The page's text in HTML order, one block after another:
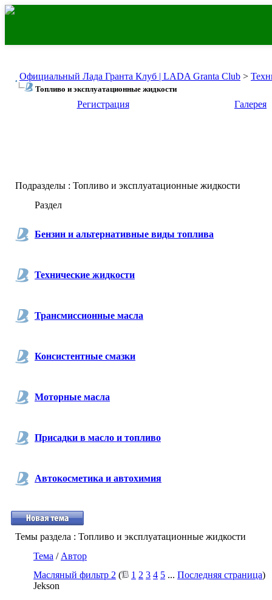
Официальный Лада Гранта Клуб | LADA Granta Club >
Топливо и эксплуатационные жидкости
Регистрация Галерея
Подразделы : Топливо и эксплуатационные жидкости
Раздел
Бензин и альтернативные виды топлива
Технические жидкости
Трансмиссионные масла
Консистентные смазки
Моторные масла
Присадки в масло и топливо
Автокосметика и автохимия
Темы раздела : Топливо и эксплуатационные жидкости
Тема / Автор
Масляный фильтр 2 ( 1 2 3 4 5 ... Последняя страница)
Jekson